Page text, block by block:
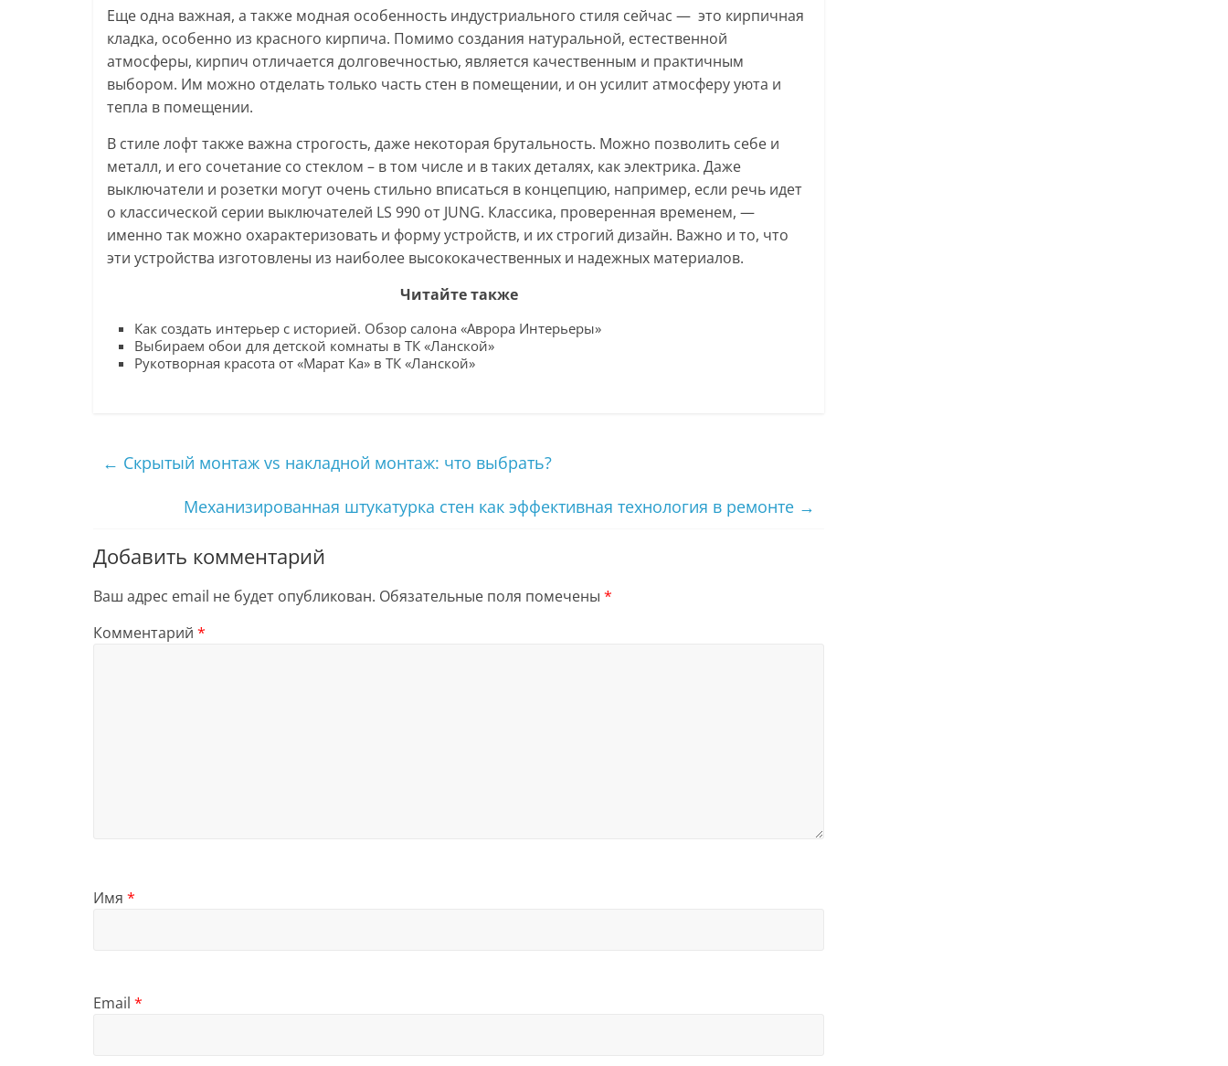
Еще одна важная, а также модная особенность индустриального стиля сейчас — это кирпичная
кладка, особенно из красного кирпича. Помимо создания натуральной, естественной
атмосферы, кирпич отличается долговечностью, является качественным и практичным
выбором. Им можно отделать только часть стен в помещении, и он усилит атмосферу уюта и
тепла в помещении.
В стиле лофт также важна строгость, даже некоторая брутальность. Можно позволить себе и
металл, и его сочетание со стеклом – в том числе и в таких деталях, как электрика. Даже
выключатели и розетки могут очень стильно вписаться в концепцию, например, если речь идет
о классической серии выключателей LS 990 от JUNG. Классика, проверенная временем, —
именно так можно охарактеризовать и форму устройств, и их строгий дизайн. Важно и то, что
эти устройства изготовлены из наиболее высококачественных и надежных материалов.
Читайте также
Как создать интерьер с историей. Обзор салона «Аврора Интерьеры»
Выбираем обои для детской комнаты в ТК «Ланской»
Рукотворная красота от «Марат Ка» в ТК «Ланской»
← Скрытый монтаж vs накладной монтаж: что выбрать?
Механизированная штукатурка стен как эффективная технология в ремонте →
Добавить комментарий
Ваш адрес email не будет опубликован. Обязательные поля помечены *
Комментарий *
Имя *
Email *